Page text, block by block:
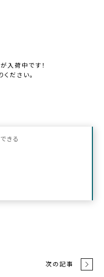
入荷中です！
ださい。
きる
次の記事